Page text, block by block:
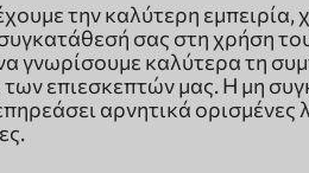
την καλύτερη εμπειρία,
σας στη χρήση
γνωρίσουμε καλύτερα τη
επιεσκεπτών μας. Η μη
αρνητικά ορισμένες